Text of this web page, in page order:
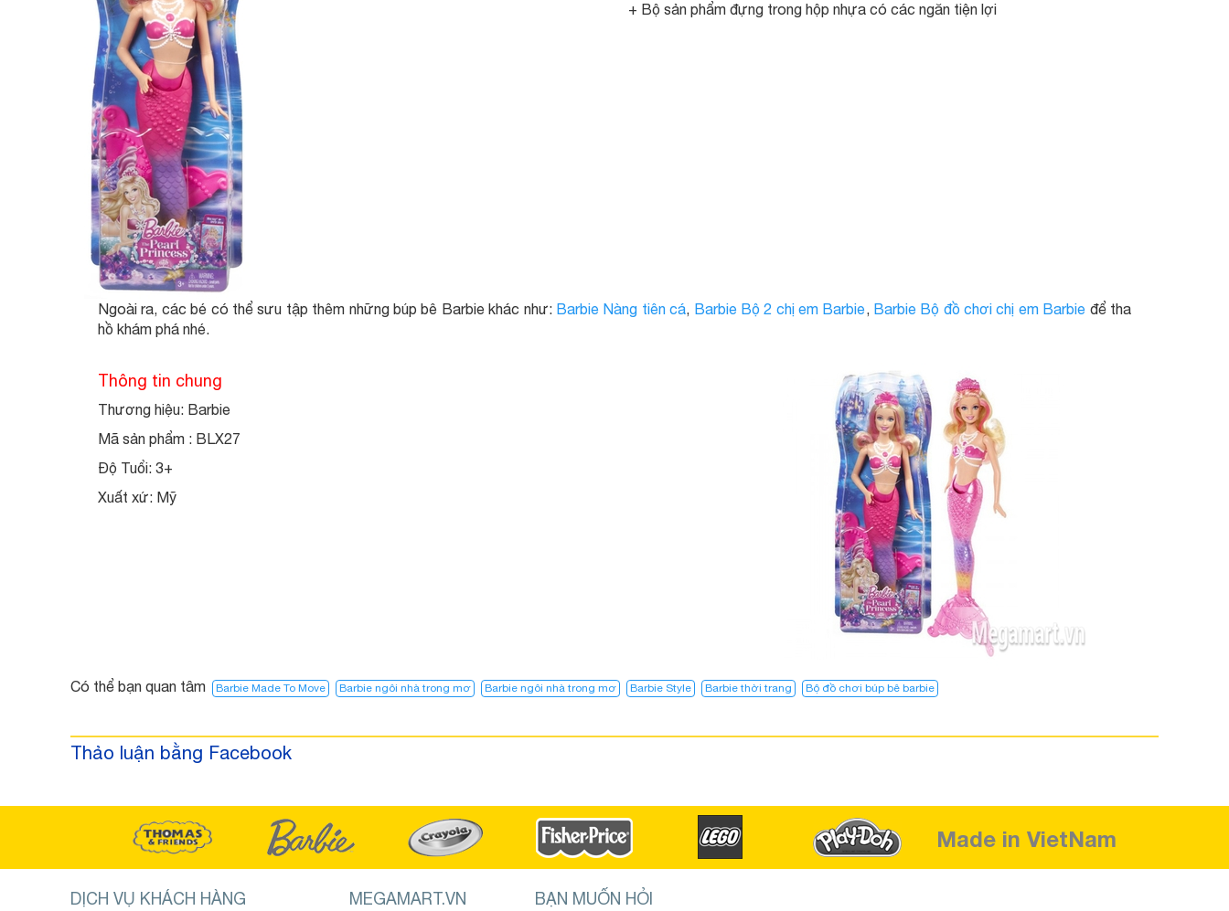
+ Bộ sản phẩm đựng trong hộp nhựa có các ngăn tiện lợi
Ngoài ra, các bé có thể sưu tập thêm những búp bê Barbie khác như: Barbie Nàng tiên cá, Barbie Bộ 2 chị em Barbie, Barbie Bộ đồ chơi chị em Barbie để tha
hồ khám phá nhé.
Thông tin chung
Thương hiệu: Barbie
Mã sản phẩm : BLX27
Độ Tuổi: 3+
Xuất xứ: Mỹ
Có thể bạn quan tâm Barbie Made To Move Barbie ngôi nhà trong mơ Barbie ngôi nhà trong mơ​ Barbie Style Barbie thời trang Bộ đồ chơi búp bê barbie
Thảo luận bằng Facebook
Made in VietNam
DỊCH VỤ KHÁCH HÀNG MEGAMART.VN BẠN MUỐN HỎI